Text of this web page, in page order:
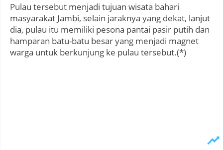
Pulau tersebut menjadi tujuan wisata bahari
masyarakat Jambi, selain jaraknya yang dekat, lanjut
dia, pulau itu memiliki pesona pantai pasir putih dan
hamparan batu-batu besar yang menjadi magnet
warga untuk berkunjung ke pulau tersebut.(*)